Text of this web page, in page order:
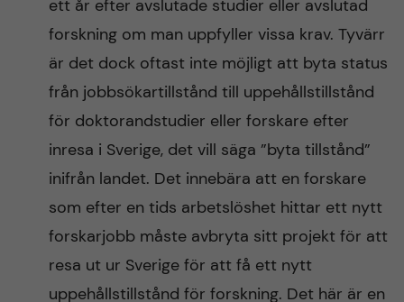
ett år efter avslutade studier eller avslutad
forskning om man uppfyller vissa krav. Tyvärr
är det dock oftast inte möjligt att byta status
från jobbsökartillstånd till uppehållstillstånd
för doktorandstudier eller forskare efter
inresa i Sverige, det vill säga ”byta tillstånd”
inifrån landet. Det innebära att en forskare
som efter en tids arbetslöshet hittar ett nytt
forskarjobb måste avbryta sitt projekt för att
resa ut ur Sverige för att få ett nytt
uppehållstillstånd för forskning. Det här är en